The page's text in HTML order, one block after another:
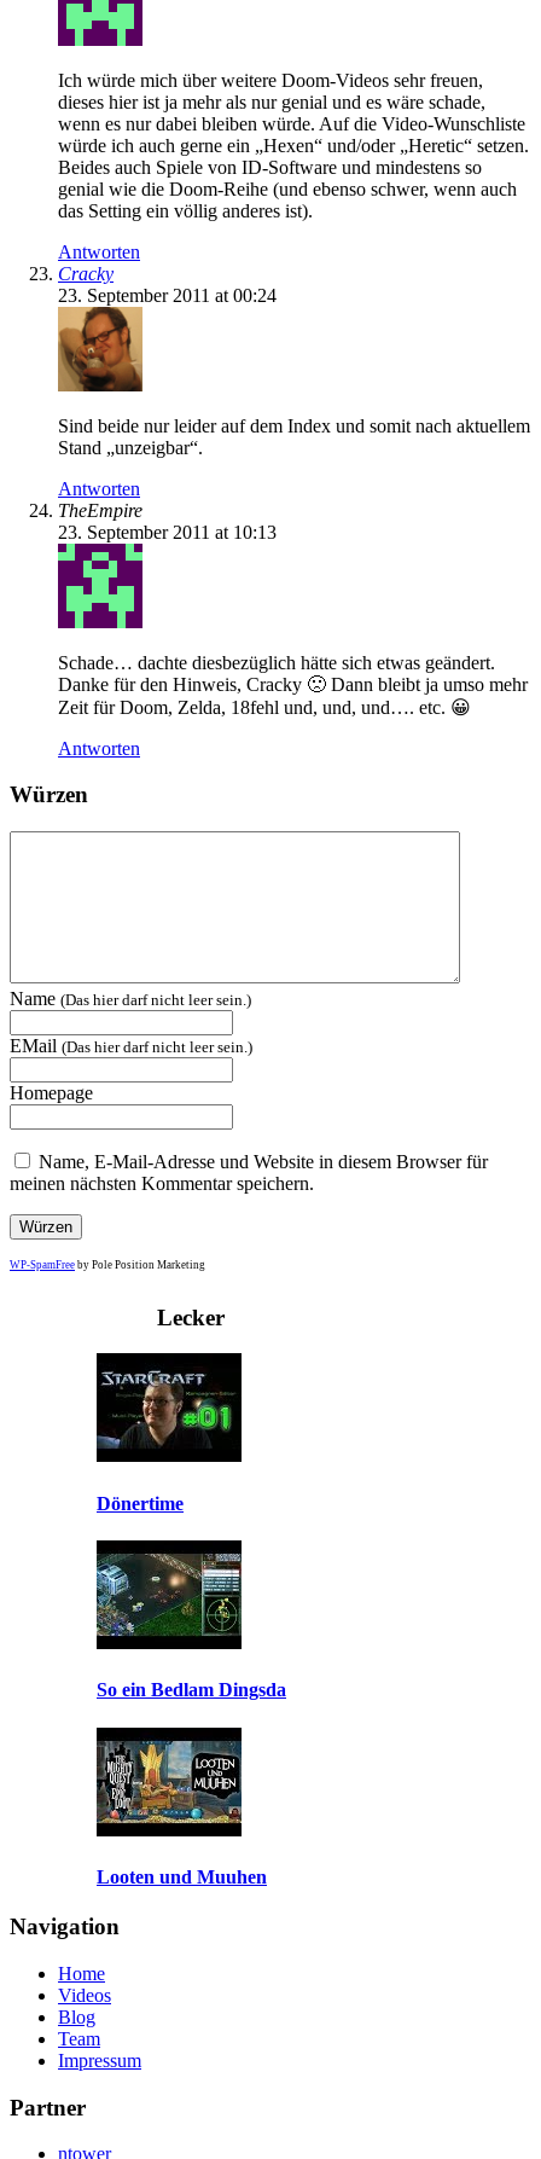
Ich würde mich über weitere Doom-Videos sehr freuen,
dieses hier ist ja mehr als nur genial und es wäre schade,
wenn es nur dabei bleiben würde. Auf die Video-Wunschliste
würde ich auch gerne ein „Hexen“ und/oder „Heretic“ setzen.
Beides auch Spiele von ID-Software und mindestens so
genial wie die Doom-Reihe (und ebenso schwer, wenn auch
das Setting ein völlig anderes ist).
Antworten
Cracky
23. September 2011 at 00:24
Sind beide nur leider auf dem Index und somit nach aktuellem
Stand „unzeigbar“.
Antworten
TheEmpire
23. September 2011 at 10:13
Schade… dachte diesbezüglich hätte sich etwas geändert.
Danke für den Hinweis, Cracky 🙁 Dann bleibt ja umso mehr
Zeit für Doom, Zelda, 18fehl und, und, und…. etc. 😀
Antworten
Würzen
Name (Das hier darf nicht leer sein.)
EMail (Das hier darf nicht leer sein.)
Homepage
Name, E-Mail-Adresse und Website in diesem Browser für
meinen nächsten Kommentar speichern.
WP-SpamFree by Pole Position Marketing
Lecker
Dönertime
So ein Bedlam Dingsda
Looten und Muuhen
Navigation
Home
Videos
Blog
Team
Impressum
Partner
ntower